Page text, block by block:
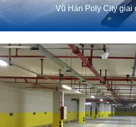
Vũ Hán Poly City giai